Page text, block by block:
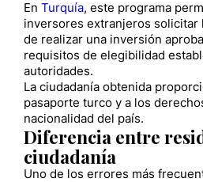
En Turquía, este programa
inversores extranjeros solicitar
de realizar una inversión
requisitos de elegibilidad
autoridades.
La ciudadanía obtenida
pasaporte turco y a los
nacionalidad del país.
Diferencia entre
ciudadanía
Uno de los errores más